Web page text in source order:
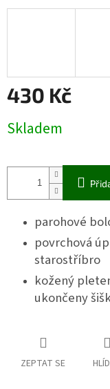
430 Kč
cena:
Skladem
parohové
povrchová
starostříbro
kožený
ukončeny
ZEPTAT SE